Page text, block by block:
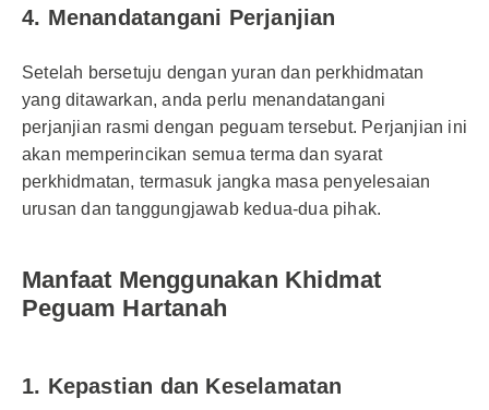
4. Menandatangani Perjanjian
Setelah bersetuju dengan yuran dan perkhidmatan
yang ditawarkan, anda perlu menandatangani
perjanjian rasmi dengan peguam tersebut. Perjanjian ini
akan memperincikan semua terma dan syarat
perkhidmatan, termasuk jangka masa penyelesaian
urusan dan tanggungjawab kedua-dua pihak.
Manfaat Menggunakan Khidmat
Peguam Hartanah
1. Kepastian dan Keselamatan